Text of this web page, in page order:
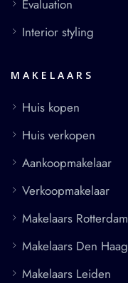
Evaluation
Interior styling
MAKELAARS
Huis kopen
Huis verkopen
Aankoopmakelaar
Verkoopmakelaar
Makelaars Rotterdam
Makelaars Den Haag
Makelaars Leiden